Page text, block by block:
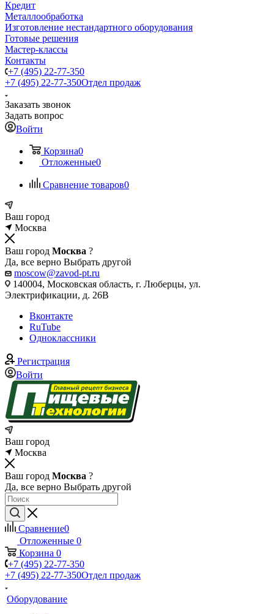
Кредит
Металлообработка
Изготовление нестандартного оборудования
Готовые решения
Мастер-классы
Контакты
+7 (495) 22-77-350
+7 (495) 22-77-350Отдел продаж
Заказать звонок
Задать вопрос
Войти
Корзина0
Отложенные0
Сравнение товаров0
Ваш город
Москва
Ваш город Москва ?
Да, все верно Выбрать другой
moscow@zavod-pt.ru
140004, Московская область, г. Люберцы, ул.
Электрификации, д. 26В
Вконтакте
RuTube
Одноклассники
Регистрация
Войти
Ваш город
Москва
Ваш город Москва ?
Да, все верно Выбрать другой
Сравнение0
Отложенные 0
Корзина 0
+7 (495) 22-77-350
+7 (495) 22-77-350Отдел продаж
Оборудование